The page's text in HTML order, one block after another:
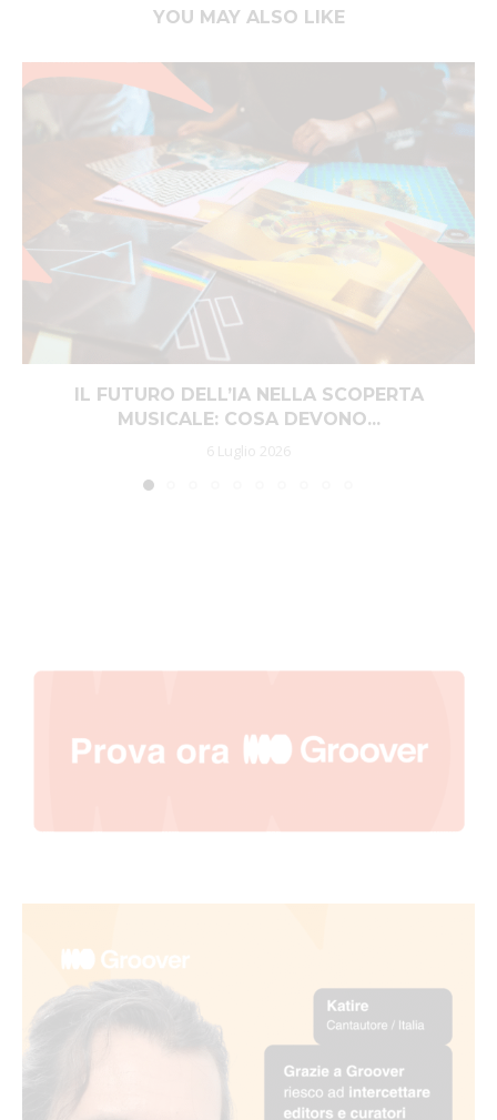
YOU MAY ALSO LIKE
IL FUTURO DELL’IA NELLA SCOPERTA
MUSICALE: COSA DEVONO...
6 Luglio 2026